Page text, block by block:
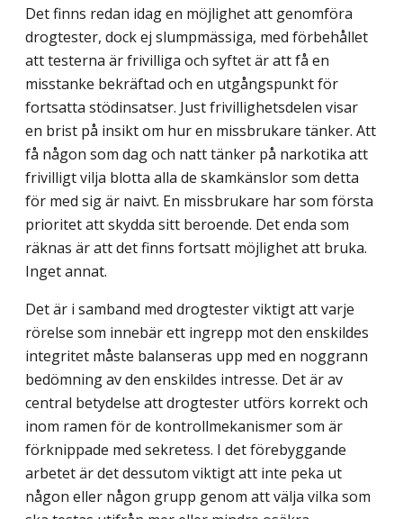
Det finns redan idag en möjlighet att genomföra
drogtester, dock ej slumpmässiga, med förbehållet
att testerna är frivilliga och syftet är att få en
misstanke bekräftad och en utgångspunkt för
fortsatta stödinsatser. Just frivillighetsdelen visar
en brist på insikt om hur en missbrukare tänker. Att
få någon som dag och natt tänker på narkotika att
frivilligt vilja blotta alla de skamkänslor som detta
för med sig är naivt. En missbrukare har som första
prioritet att skydda sitt beroende. Det enda som
räknas är att det finns fortsatt möjlighet att bruka.
Inget annat.
Det är i samband med drogtester viktigt att varje
rörelse som innebär ett ingrepp mot den enskildes
integritet måste balanseras upp med en noggrann
bedömning av den enskildes intresse. Det är av
central betydelse att drogtester utförs korrekt och
inom ramen för de kontrollmekanismer som är
förknippade med sekretess. I det förebyggande
arbetet är det dessutom viktigt att inte peka ut
någon eller någon grupp genom att välja vilka som